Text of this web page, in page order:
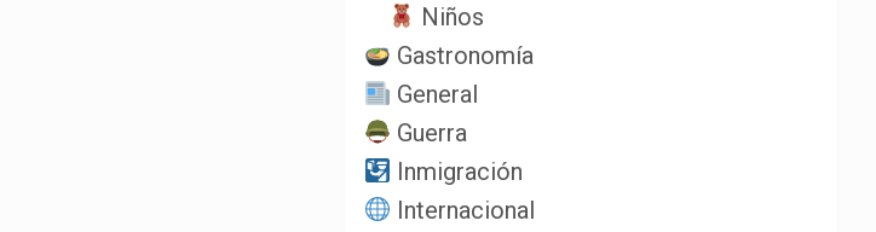
Niños
Gastronomía
General
Guerra
Inmigración
Internacional